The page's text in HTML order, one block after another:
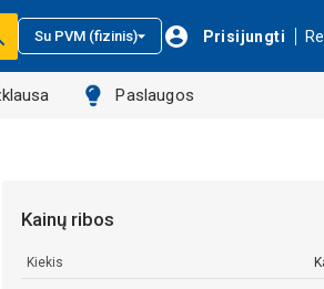
Su PVM (fizinis) Prisijungti
Paslaugos
Kainų ribos
Kiekis